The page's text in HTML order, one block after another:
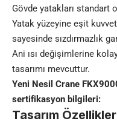
Gövde yatakları standart
Yatak yüzeyine eşit kuvvet
sayesinde sızdırmazlık
Ani ısı değişimlerine
tasarımı mevcuttur.
Yeni Nesil Crane
sertifikasyon bilgileri:
Tasarım